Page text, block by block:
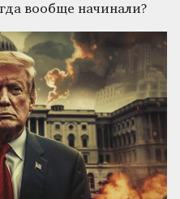
вообще начинали?